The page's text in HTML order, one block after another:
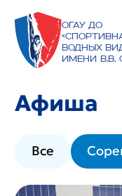
ОГАУ ДО
водных
имени В.В.
Афиша
Все